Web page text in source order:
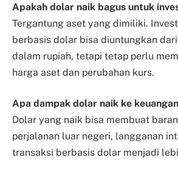
Apakah dolar naik bagus untuk
Tergantung aset yang dimiliki.
berbasis dolar bisa diuntungkan
dalam rupiah, tetapi tetap perlu
harga aset dan perubahan kurs.
Apa dampak dolar naik ke
Dolar yang naik bisa membuat
perjalanan luar negeri, langganan
transaksi berbasis dolar menjadi